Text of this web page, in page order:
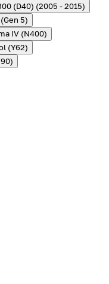
(D40) (2005 - 2015)
5)
IV (N400)
(Y62)